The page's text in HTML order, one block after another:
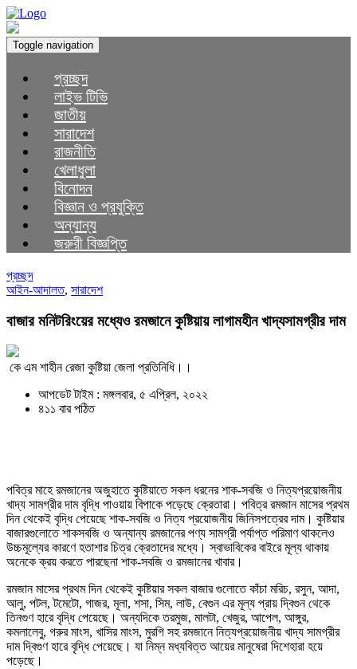
Toggle navigation
প্রচ্ছদ
লাইভ টিভি
জাতীয়
সারাদেশ
রাজনীতি
খেলাধুলা
বিনোদন
বিজ্ঞান ও প্রযুক্তি
অন্যান্য
জরুরী বিজ্ঞপ্তি
প্রচ্ছদ
আইন-আদালত, সারাদেশ
বাজার মনিটরিংয়ের মধ্যেও রমজানে কুষ্টিয়ায় লাগামহীন খাদ্যসামগ্রীর দাম
কে এম শাহীন রেজা কুষ্টিয়া জেলা প্রতিনিধি।।
আপডেট টাইম : মঙ্গলবার, ৫ এপ্রিল, ২০২২
৪১১ বার পঠিত
পবিত্র মাহে রমজানের অজুহাতে কুষ্টিয়াতে সকল ধরনের শাক-সবজি ও নিত্যপ্রয়োজনীয়
খাদ্য সামগ্রীর দাম বৃদ্ধি পাওয়ায় বিপাকে পড়েছে ক্রেতারা। পবিত্র রমজান মাসের প্রথম
দিন থেকেই বৃদ্ধি পেয়েছে শাক-সবজি ও নিত্য প্রয়োজনীয় জিনিসপত্রের দাম। কুষ্টিয়ার
বাজারগুলোতে শাকসবজি ও অন্যান্য রমজানের পণ্য সামগ্রী পর্যাপ্ত পরিমাণ থাকলেও
উচ্চমূল্যের কারণে হতাশার চিত্র ক্রেতাদের মধ্যে। স্বাভাবিকের বাইরে মূল্য থাকায়
অনেকে ক্রয় করতে পারছেনা শাক-সবজি ও রমজানের খাবার।
রমজান মাসের প্রথম দিন থেকেই কুষ্টিয়ার সকল বাজার গুলোতে কাঁচা মরিচ, রসুন, আদা,
আলু, পটল, টমেটো, গাজর, মূলা, শসা, সিম, লাউ, বেগুন এর মূল্য প্রায় দ্বিগুন থেকে
তিনগুণ হারে বৃদ্ধি পেয়েছে। অন্যদিকে তরমুজ, মালটা, খেজুর, আপেল, আঙ্গুর,
কমলালেবু, গরুর মাংস, খাসির মাংস, মুরগি সহ রমজানে নিত্যপ্রয়োজনীয় খাদ্য সামগ্রীর
দাম দ্বিগুণ হারে বৃদ্ধি পেয়েছে। যা নিম্ন মধ্যবিত্ত আয়ের মানুষেরা দিশেহারা হয়ে
পড়েছে।